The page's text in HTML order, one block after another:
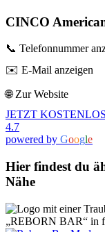
CINCO
📞 Telefonnummer
✉️ E-Mail anzeigen
🌐 Zur Website
JETZT
4.7
powered by Google
Hier findest du
Nähe